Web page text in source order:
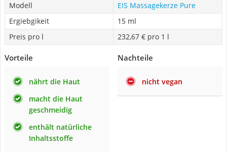
Modell
EIS Massagekerze Pure
Ergiebgikeit
15 ml
Preis pro l
232,67 € pro 1 l
Vorteile
nährt die Haut
macht die Haut
geschmeidig
enthält natürliche
Inhaltsstoffe
Nachteile
nicht vegan